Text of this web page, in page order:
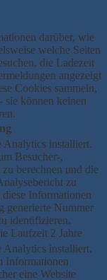
darüber, wie
welche Seiten
die Ladezeit
angezeigt
Cookies sammeln,
sie können keinen
Analytics installiert.
Besucher-,
berechnen und die
zu
Informationen
generierte Nummer
identifizieren.
Laufzeit 2 Jahre
Analytics installiert.
Informationen
eine Website